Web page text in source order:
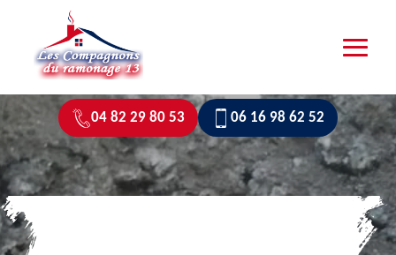
04 82 29 80 53 06 16 98 62 52